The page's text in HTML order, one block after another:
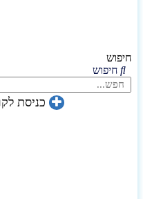
חיפוש
חיפוש
כניסת